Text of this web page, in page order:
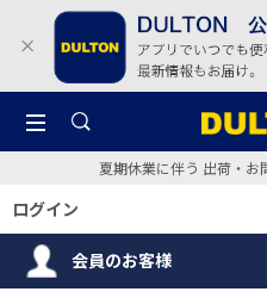
夏期休業に伴う 出荷・お
ログイン
会員のお客様